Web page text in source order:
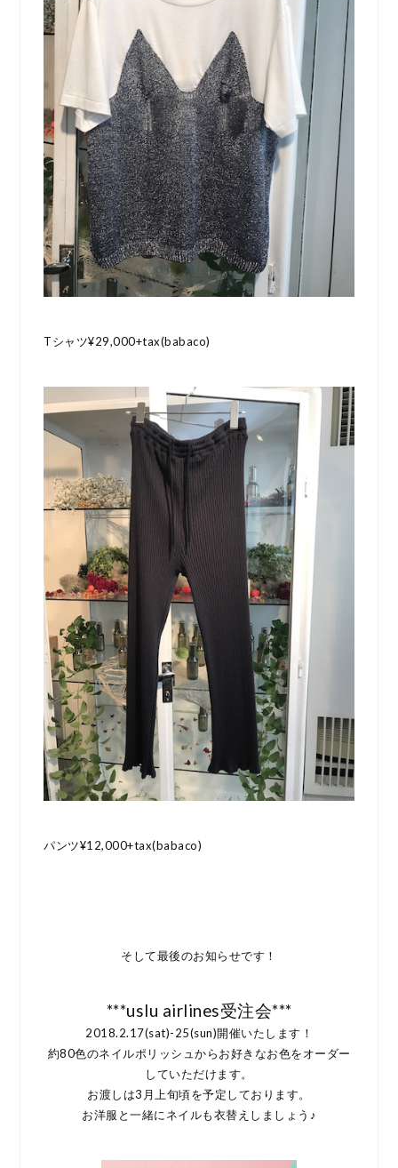
Tシャツ¥29,000+tax(babaco)
パンツ¥12,000+tax(babaco)
そして最後のお知らせです！
***uslu airlines受注会***
2018.2.17(sat)-25(sun)開催いたします！
約80色のネイルポリッシュからお好きなお色をオーダー
していただけます。
お渡しは3月上旬頃を予定しております。
お洋服と一緒にネイルも衣替えしましょう♪